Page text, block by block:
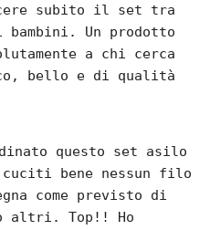
subito il set tra
Un prodotto
a chi cerca
bello e di qualità
questo set asilo
bene nessun filo
come previsto di
altri. Top!! Ho